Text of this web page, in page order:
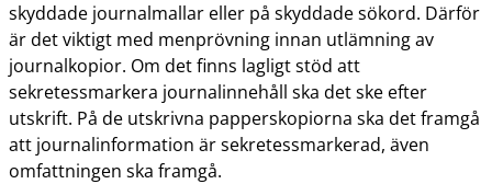
skyddade journalmallar eller på skyddade sökord. Därför
är det viktigt med menprövning innan utlämning av
journalkopior. Om det finns lagligt stöd att
sekretessmarkera journalinnehåll ska det ske efter
utskrift. På de utskrivna papperskopiorna ska det framgå
att journalinformation är sekretessmarkerad, även
omfattningen ska framgå.